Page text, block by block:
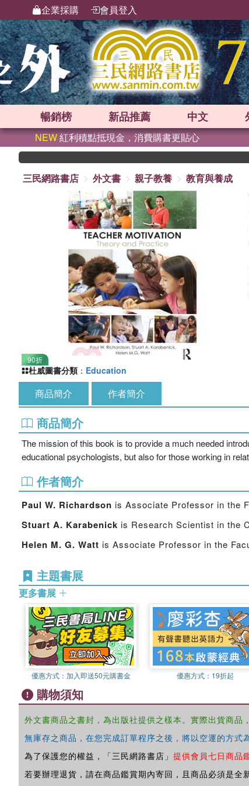
企業採購 會員登入
暢銷榜 新品推薦 中文
NEW紅利積點抵現金，消費購書更貼心
三民網路書店
外文書 親子教養 教育與養成
90折
杜威圖書分類 ： Education
商品簡介 作者簡介
商品簡介
The mission of this book is to provide a much needed
educational psychologists, but also for those working in
作者簡介
Paul W. Richardson is Associate Professor in the
Stuart A. Karabenick is Research Scientist in the
Helen M. G. Watt is Associate Professor in the
主題書展
更多書展
優惠方式： 加入即送50元購書金 優惠方式： 19折起
購物須知
外文書商品之書封，為出版社提供之樣本。實際出貨商品
無庫存之商品，在您完成訂單程序之後，將以空運的方式
為了保護您的權益，「三民網路書店」 提供會員七日商品
若要辦理退貨，請在商品鑑賞期內寄回，且商品必須是全